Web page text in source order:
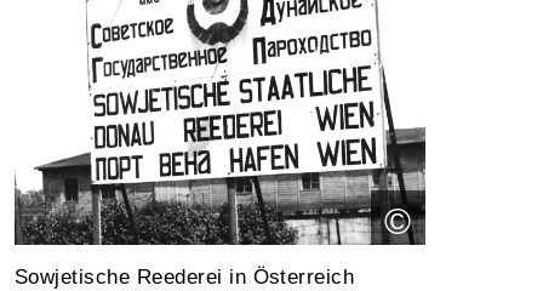
©
Sowjetische Reederei in Österreich